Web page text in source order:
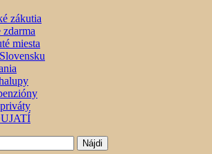
zákutia
zdarma
miesta